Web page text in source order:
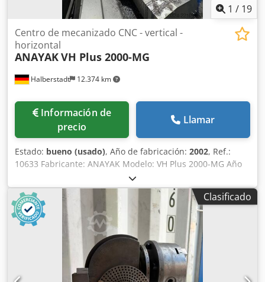
1 / 19
Halberstadt 12.374 km
Centro de mecanizado CNC - vertical -
horizontal
ANAYAKVH Plus 2000-MG
Información de
precio
Llamar
Estado: bueno (usado), Año de fabricación: 2002, Ref.:
10633 Fabricante: ANAYAK Modelo: VH Plus 2000-MG Año
de fabricación: 2002 Tipo de control: Control CNC Dcjdpozc
D Enefx Aqqek Control: Heidenhain Ubicación: Halberstadt
País de origen: Alemania Número de serie: M200XXX
Recorrido en el eje X: 2000 mm Recorrido en el eje Y: 1500
mm Recorrido en el eje Z: 1500 mm Número de estaciones:
90 Horas de funcionamiento del control: 106.253 h Horas
de funcionamiento de la máquina: 93.170 h Horas de
ejecución del programa: 41.859 h Mesa giratoria y cabezal:
1600 x 1450 mm
Clasificado